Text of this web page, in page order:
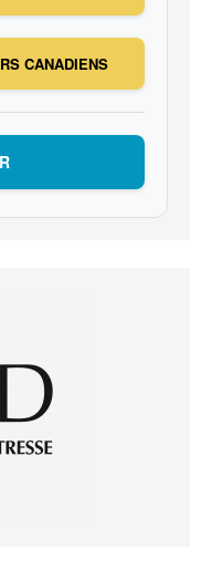
CANADIENS